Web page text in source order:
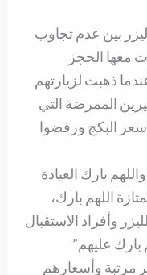
بين عدم تجاوب
معها الحجز
ذهبت لزيارتهم
الممرضة التي
سعر البكج ورفضوا
بارك العيادة
اللهم بارك،
وأفراد الاستقبال
عليهم”
مرتبة وأسعارهم